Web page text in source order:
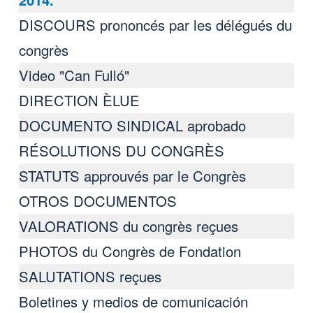
DISCOURS prononcés par les délégués du
congrès
Video "Can Fulló"
DIRECTION ÈLUE
DOCUMENTO SINDICAL aprobado
RÉSOLUTIONS DU CONGRÈS
STATUTS approuvés par le Congrès
OTROS DOCUMENTOS
VALORATIONS du congrès reçues
PHOTOS du Congrès de Fondation
SALUTATIONS reçues
Boletines y medios de comunicación